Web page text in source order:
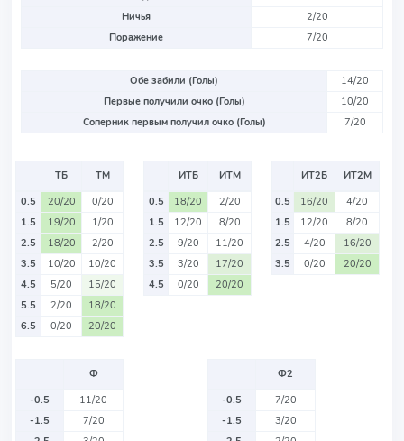
Ничья
2/20
Поражение
7/20
Обе забили (Голы)
14/20
Первые получили очко (Голы)
10/20
Соперник первым получил очко (Голы)
7/20
ТБ
ТМ
0.5
20/20
0/20
1.5
19/20
1/20
2.5
18/20
2/20
3.5
10/20
10/20
4.5
5/20
15/20
5.5
2/20
18/20
6.5
0/20 20/20
ИТБ
ИТМ
0.5
18/20
2/20
1.5
12/20
8/20
2.5
9/20
11/20
3.5
3/20
17/20
4.5
0/20 20/20
ИТ2Б
ИТ2М
0.5
16/20
4/20
1.5
12/20
8/20
2.5
4/20
16/20
3.5
0/20 20/20
Ф
-0.5
11/20
-1.5
7/20
Ф2
-0.5
7/20
-1.5
3/20